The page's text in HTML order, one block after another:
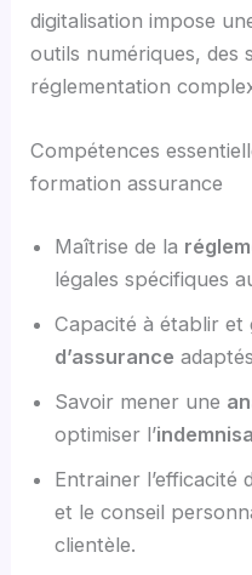
digitalisation impose
outils numériques, des
réglementation
Compétences
formation assurance
Maîtrise de la
légales spécifiques
Capacité à établir et
d’assurance
Savoir mener une
optimiser l’
Entrainer l’efficacité
et le conseil
clientèle.